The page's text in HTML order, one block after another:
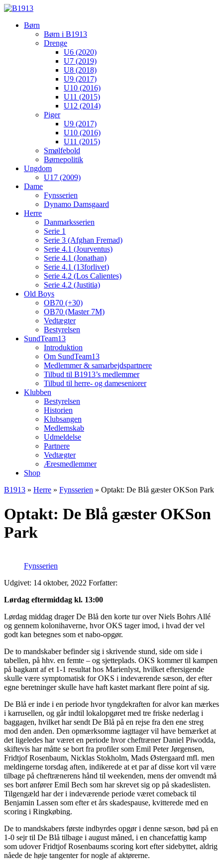
Børn
Børn i B1913
Drenge
U6 (2020)
U7 (2019)
U8 (2018)
U9 (2017)
U10 (2016)
U11 (2015)
U12 (2014)
Piger
U9 (2017)
U10 (2016)
U11 (2015)
Smølfebold
Børnepolitik
Ungdom
U17 (2009)
Dame
Fynsserien
Dynamo Damsgaard
Herre
Danmarksserien
Serie 1
Serie 3 (Afghan Fremad)
Serie 4.1 (Jourventus)
Serie 4.1 (Jonathan)
Serie 4.1 (13forlivet)
Serie 4.2 (Los Calientes)
Serie 4.2 (Justitia)
Old Boys
OB70 (+30)
OB70 (Master 7M)
Vedtægter
Bestyrelsen
SundTeam13
Introduktion
Om SundTeam13
Medlemmer & samarbejdspartnere
Tilbud til B1913’s medlemmer
Tilbud til herre- og dameseniorer
Klubben
Bestyrelsen
Historien
Klubsangen
Medlemskab
Udmeldelse
Partnere
Vedtægter
Æresmedlemmer
Shop
B1913 » Herre » Fynsserien » Optakt: De Blå gæster OKSon Park
Optakt: De Blå gæster OKSon
Park
Fynsserien
Udgivet: 14 oktober, 2022 Forfatter:
Lørdag eftermiddag kl. 13:00
Lørdag middag drager De Blå den korte tur over Niels Bohrs Allé
og gennem kolonihaverne, hvor OKS tager imod, i hvad der vel
godt kan betegnes som et nabo-opgør.
De to mandskaber befinder sig i skrivende stund, side om side i
tabellen, på hhv. en femte – og sjetteplads. OKS kommer til kampen
på bagkant af et 1-1 resultat hos Marienlyst, hvilket eftersigende
skulle være symptomatisk for OKS i indeværende sæson, der efter
egne beretninger skulle have haft kastet markant flere point af sig.
De Blå er inde i en periode hvor tyngdekraften for alvor kan mærkes
i karrusellen, og går indtil lokalopgøret med tre friske nederlag i
baggagen, hvilket har sendt De Blå på en rejse fra den ene streg
mod den anden. Den opmærksomme iagttager vil have bemærket at
det ligeledes har været en periode hvor cheftræner Daniel Piwodda,
skiftevis har måtte se bort fra profiler som Emil Peter Jørgensen,
Fridtjof Rosenbaum, Nicklas Stokholm, Mads Østergaard mfl. men
meldingerne torsdag aften, indikerede at et par af disse kort vil være
tilbage på cheftrænerens hånd til weekenden, mens der omvendt må
ses bort anfører Emil Bech som har skrevet sig op på skadeslisten.
Tilgengæld har der i indeværende periode været comeback til
Benjamin Lassen som efter et års skadespause, kvitterede med en
scoring i Ringkøbing.
De to mandskabers første indbyrdes opgør i denne sæson, bød på en
1-0 sejr til De Blå tilbage i august måned, i en chancefattig kamp
som udover Fridtjof Rosenbaums scoring kort efter sidebyttet, aldrig
nåede de høje tangenter for nogle af aktørerne.